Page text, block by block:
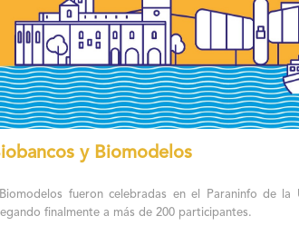
y Biomodelos
fueron celebradas en el Paraninfo de
finalmente a más de 200 participantes.